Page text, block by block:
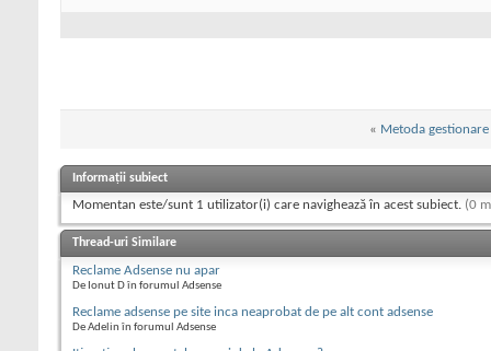
« Metoda
Informații subiect
Momentan este/sunt 1 utilizator(i) care navighează în acest subiect. (0
Thread-uri Similare
Reclame Adsense nu apar
De Ionut D în forumul Adsense
Reclame adsense pe site inca neaprobat de pe alt cont adsense
De Adelin în forumul Adsense